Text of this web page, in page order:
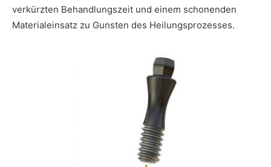
verkürzten Behandlungszeit und einem schonenden
Materialeinsatz zu Gunsten des Heilungsprozesses.